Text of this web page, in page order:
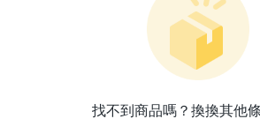
找不到商品嗎？換換其他